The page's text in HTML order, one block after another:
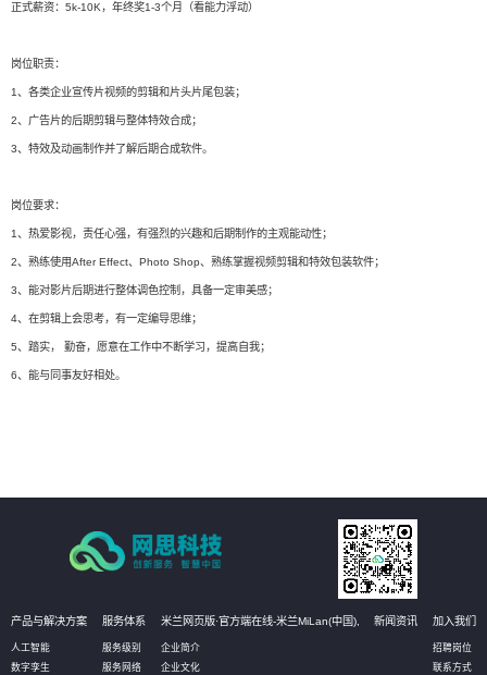
正式薪资：5k-10K，年终奖1-3个月（看能力浮动）
岗位职责：
1、各类企业宣传片视频的剪辑和片头片尾包装；
2、广告片的后期剪辑与整体特效合成；
3、特效及动画制作并了解后期合成软件。
岗位要求：
1、热爱影视，责任心强，有强烈的兴趣和后期制作的主观能动性；
2、熟练使用After Effect、Photo Shop、熟练掌握视频剪辑和特效包装软件；
3、能对影片后期进行整体调色控制，具备一定审美感；
4、在剪辑上会思考，有一定编导思维；
5、踏实， 勤奋，愿意在工作中不断学习，提高自我；
6、能与同事友好相处。
产品与解决方案
人工智能
数字孪生
服务体系
服务级别
服务网络
米兰网页版·官方端在线-米兰MiLan(中国),
企业简介
企业文化
新闻资讯 加入我们
招聘岗位
联系方式